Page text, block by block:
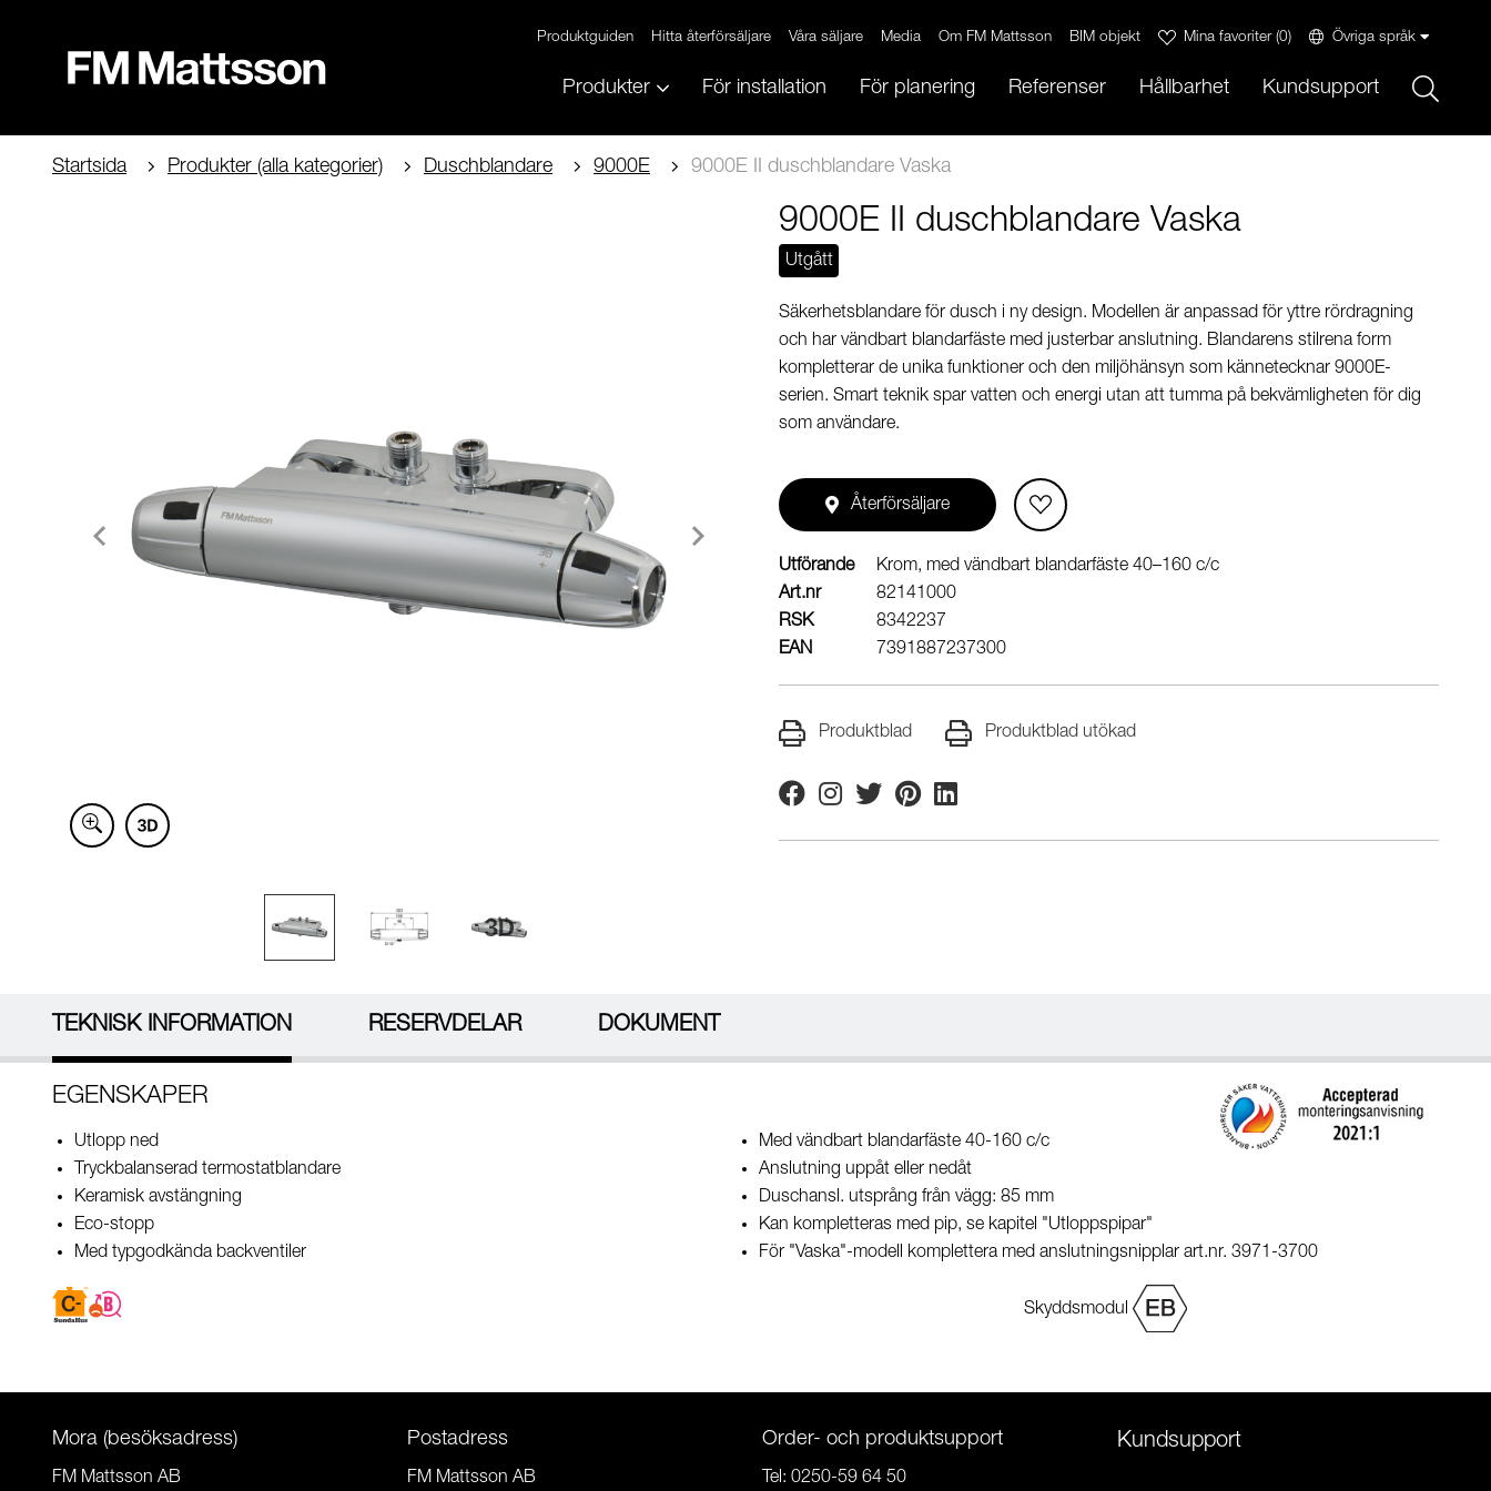
Produktguiden Hitta återförsäljare Våra säljare Media Om FM Mattsson BIM objekt Mina favoriter(0) Övriga språk
Produkter För installation För planering Referenser Hållbarhet Kundsupport
Startsida Produkter (alla kategorier) Duschblandare 9000E 9000E II duschblandare Vaska
9000E II duschblandare Vaska
Utgått
Säkerhetsblandare för dusch i ny design. Modellen är anpassad för yttre rördragning
och har vändbart blandarfäste med justerbar anslutning. Blandarens stilrena form
kompletterar de unika funktioner och den miljöhänsyn som kännetecknar 9000E-
serien. Smart teknik spar vatten och energi utan att tumma på bekvämligheten för dig
som användare.
Återförsäljare
Utförande
Krom, med vändbart blandarfäste 40–160 c/c
Art.nr
82141000
RSK
8342237
EAN
7391887237300
Produktblad Produktblad utökad
FacebookInstagram
TwitterPinterestLinkedin
TEKNISK INFORMATION RESERVDELAR DOKUMENT
EGENSKAPER
Utlopp ned
Tryckbalanserad termostatblandare
Keramisk avstängning
Eco-stopp
Med typgodkända backventiler
Med vändbart blandarfäste 40-160 c/c
Anslutning uppåt eller nedåt
Duschansl. utsprång från vägg: 85 mm
Kan kompletteras med pip, se kapitel "Utloppspipar"
För "Vaska"-modell komplettera med anslutningsnipplar art.nr. 3971-3700
Skyddsmodul
Mora (besöksadress)
FM Mattsson AB
Postadress
FM Mattsson AB
Order- och produktsupport
Tel: 0250-59 64 50
Kundsupport